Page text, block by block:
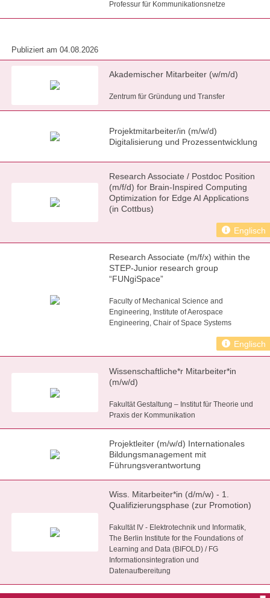
Professur für Kommunikationsnetze
Publiziert am 04.08.2026
Akademischer Mitarbeiter (w/m/d)
Zentrum für Gründung und Transfer
Projektmitarbeiter/in (m/w/d)
Digitalisierung und Prozessentwicklung
Research Associate / Postdoc Position
(m/f/d) for Brain-Inspired Computing
Optimization for Edge AI Applications
(in Cottbus)
Englisch
Research Associate (m/f/x) within the
STEP-Junior research group
“FUNgiSpace”
Faculty of Mechanical Science and
Engineering, Institute of Aerospace
Engineering, Chair of Space Systems
Englisch
Wissenschaftliche*r Mitarbeiter*in
(m/w/d)
Fakultät Gestaltung – Institut für Theorie und
Praxis der Kommunikation
Projektleiter (m/w/d) Internationales
Bildungsmanagement mit
Führungsverantwortung
Wiss. Mitarbeiter*in (d/m/w) - 1.
Qualifizierungsphase (zur Promotion)
Fakultät IV - Elektrotechnik und Informatik,
The Berlin Institute for the Foundations of
Learning and Data (BIFOLD) / FG
Informationsintegration und
Datenaufbereitung